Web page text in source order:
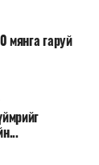
аюулгүй
бөгөөд
мянга гаруй